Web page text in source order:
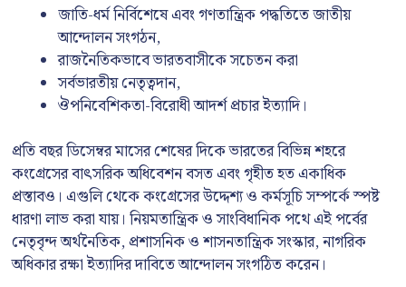
জাতি-ধর্ম নির্বিশেষে এবং গণতান্ত্রিক পদ্ধতিতে জাতীয়
আন্দোলন সংগঠন,
রাজনৈতিকভাবে ভারতবাসীকে সচেতন করা
সর্বভারতীয় নেতৃত্বদান,
ঔপনিবেশিকতা-বিরোধী আদর্শ প্রচার ইত্যাদি।
প্রতি বছর ডিসেম্বর মাসের শেষের দিকে ভারতের বিভিন্ন শহরে
কংগ্রেসের বাৎসরিক অধিবেশন বসত এবং গৃহীত হত একাধিক
প্রস্তাবও। এগুলি থেকে কংগ্রেসের উদ্দেশ্য ও কর্মসূচি সম্পর্কে স্পষ্ট
ধারণা লাভ করা যায়। নিয়মতান্ত্রিক ও সাংবিধানিক পথে এই পর্বের
নেতৃবৃন্দ অর্থনৈতিক, প্রশাসনিক ও শাসনতান্ত্রিক সংস্কার, নাগরিক
অধিকার রক্ষা ইত্যাদির দাবিতে আন্দোলন সংগঠিত করেন।